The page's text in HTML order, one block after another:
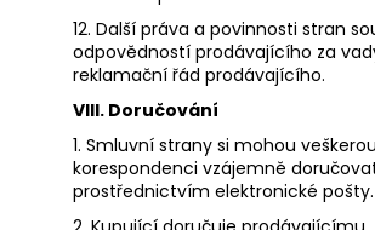
12. Další práva a povinnosti stran
odpovědností prodávajícího za
reklamační řád prodávajícího.
VIII. Doručování
1. Smluvní strany si mohou
korespondenci vzájemně
prostřednictvím elektronické pošty.